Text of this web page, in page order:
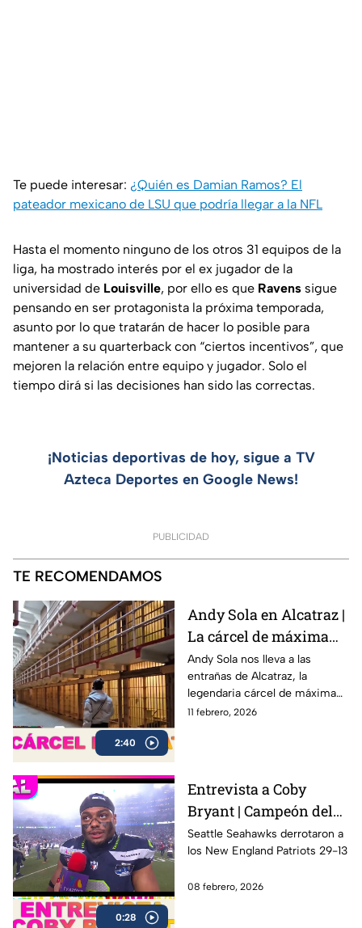
Te puede interesar: ¿Quién es Damian Ramos? El
pateador mexicano de LSU que podría llegar a la NFL
Hasta el momento ninguno de los otros 31 equipos de la
liga, ha mostrado interés por el ex jugador de la
universidad de Louisville, por ello es que Ravens sigue
pensando en ser protagonista la próxima temporada,
asunto por lo que tratarán de hacer lo posible para
mantener a su quarterback con “ciertos incentivos”, que
mejoren la relación entre equipo y jugador. Solo el
tiempo dirá si las decisiones han sido las correctas.
¡Noticias deportivas de hoy, sigue a TV
Azteca Deportes en Google News!
PUBLICIDAD
TE RECOMENDAMOS
2:40
Andy Sola en Alcatraz |
La cárcel de máxima
seguridad que encerró
a Al Capone | Sola al
Super Bowl
Andy Sola nos lleva a las
entrañas de Alcatraz, la
legendaria cárcel de máxima
seguridad ubicada en San
11 febrero, 2026
0:28
Entrevista a Coby
Bryant | Campeón del
Super Bowl LX con los
Seahawks
Seattle Seahawks derrotaron a
los New England Patriots 29-13
08 febrero, 2026